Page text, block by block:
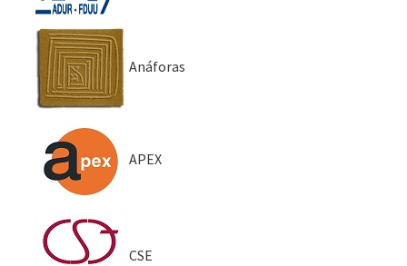
Anáforas
APEX
CSE